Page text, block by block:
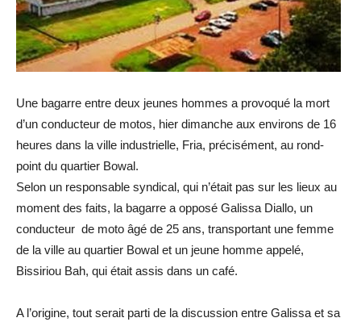
Une bagarre entre deux jeunes hommes a provoqué la mort
d’un conducteur de motos, hier dimanche aux environs de 16
heures dans la ville industrielle, Fria, précisément, au rond-
point du quartier Bowal.
Selon un responsable syndical, qui n’était pas sur les lieux au
moment des faits, la bagarre a opposé Galissa Diallo, un
conducteur de moto âgé de 25 ans, transportant une femme
de la ville au quartier Bowal et un jeune homme appelé,
Bissiriou Bah, qui était assis dans un café.
A l’origine, tout serait parti de la discussion entre Galissa et sa